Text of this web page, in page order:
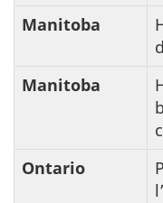
Manitoba
Manitoba
Ontario